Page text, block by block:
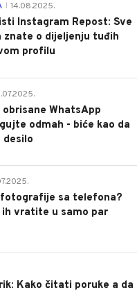
14.08.2025.
Instagram Repost: Sve
znate o dijeljenju tuđih
profilu
WhatsApp
odmah - biće kao da
desilo
sa telefona?
ih vratite u samo par
Kako čitati poruke a da